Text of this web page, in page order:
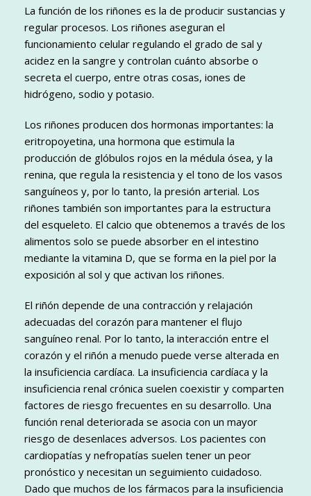
La función de los riñones es la de producir sustancias y
regular procesos. Los riñones aseguran el
funcionamiento celular regulando el grado de sal y
acidez en la sangre y controlan cuánto absorbe o
secreta el cuerpo, entre otras cosas, iones de
hidrógeno, sodio y potasio.
Los riñones producen dos hormonas importantes: la
eritropoyetina, una hormona que estimula la
producción de glóbulos rojos en la médula ósea, y la
renina, que regula la resistencia y el tono de los vasos
sanguíneos y, por lo tanto, la presión arterial. Los
riñones también son importantes para la estructura
del esqueleto. El calcio que obtenemos a través de los
alimentos solo se puede absorber en el intestino
mediante la vitamina D, que se forma en la piel por la
exposición al sol y que activan los riñones.
El riñón depende de una contracción y relajación
adecuadas del corazón para mantener el flujo
sanguíneo renal. Por lo tanto, la interacción entre el
corazón y el riñón a menudo puede verse alterada en
la insuficiencia cardíaca. La insuficiencia cardíaca y la
insuficiencia renal crónica suelen coexistir y comparten
factores de riesgo frecuentes en su desarrollo. Una
función renal deteriorada se asocia con un mayor
riesgo de desenlaces adversos. Los pacientes con
cardiopatías y nefropatías suelen tener un peor
pronóstico y necesitan un seguimiento cuidadoso.
Dado que muchos de los fármacos para la insuficiencia